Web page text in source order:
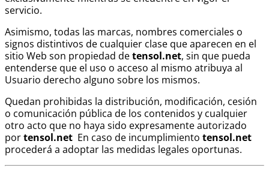
servicio.
Asimismo, todas las marcas, nombres comerciales o
signos distintivos de cualquier clase que aparecen en el
sitio Web son propiedad detensol.net, sin que pueda
entenderse que el uso o acceso al mismo atribuya al
Usuario derecho alguno sobre los mismos.
Quedan prohibidas la distribución, modificación, cesión
o comunicación pública de los contenidos y cualquier
otro acto que no haya sido expresamente autorizado
portensol.net En caso de incumplimiento tensol.net
procederá a adoptar las medidas legales oportunas.